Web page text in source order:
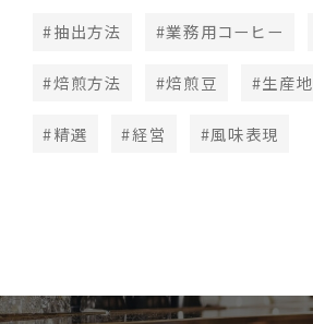
#抽出方法 #業務用コーヒー
#焙煎方法 #焙煎豆 #生産地
#精選 #経営 #風味表現